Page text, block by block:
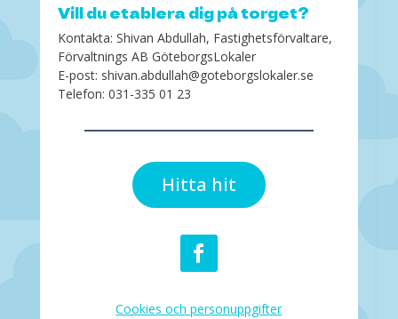
Vill du etablera dig på torget?
Kontakta: Shivan Abdullah, Fastighetsförvaltare,
Förvaltnings AB GöteborgsLokaler
E-post: shivan.abdullah@goteborgslokaler.se
Telefon: 031-335 01 23
Hitta hit
Cookies och personuppgifter